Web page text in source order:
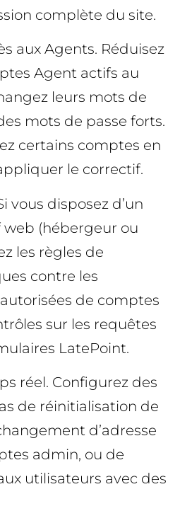
complète du site.
aux Agents. Réduisez
Agent actifs au
leurs mots de
mots de passe forts.
certains comptes en
le correctif.
vous disposez d’un
(hébergeur ou
les règles de
contre les
de comptes
sur les requêtes
LatePoint.
réel. Configurez des
de réinitialisation de
d’adresse
admin, ou de
utilisateurs avec des